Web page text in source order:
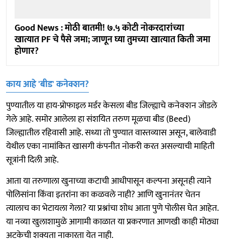
Good News : मोठी बातमी! ७.५ कोटी नोकरदारांच्या
खात्यात PF चे पैसे जमा; जाणून घ्या तुमच्या खात्यात किती जमा
होणार?
काय आहे 'बीड' कनेक्शन?
पुण्यातील या हाय-प्रोफाइल मर्डर केसला बीड जिल्ह्याचे कनेक्शन जोडले
गेले आहे. समोर आलेला हा संशयित तरुण मूळचा बीड (Beed)
जिल्ह्यातील रहिवासी आहे. सध्या तो पुण्यात वास्तव्यास असून, बालेवाडी
येथील एका नामांकित खासगी कंपनीत नोकरी करत असल्याची माहिती
सूत्रांनी दिली आहे.
आता या तरुणाला खुनाच्या कटाची आधीपासून कल्पना असूनही त्याने
पोलिसांना किंवा इतरांना का कळवले नाही? आणि खुनानंतर चेतन
त्यालाच का भेटायला गेला? या प्रश्नांचा शोध आता पुणे पोलीस घेत आहेत.
या नव्या खुलाशामुळे आगामी काळात या प्रकरणात आणखी काही मोठ्या
अटकेची शक्यता नाकारता येत नाही.